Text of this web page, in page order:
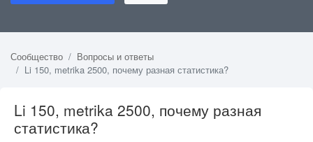
Сообщество
Вопросы и ответы
Li 150, metrika 2500, почему разная статистика?
Li 150, metrika 2500, почему разная
статистика?